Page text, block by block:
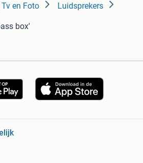
en Foto Luidsprekers
box'